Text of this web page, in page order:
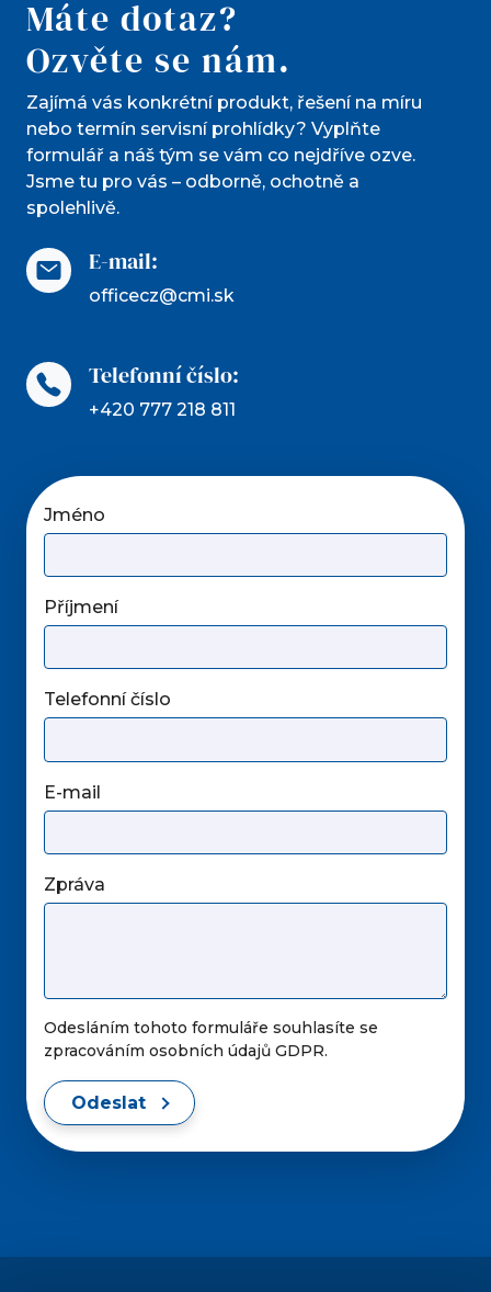
Máte dotaz?
Ozvěte se nám.
Zajímá vás konkrétní produkt, řešení na míru
nebo termín servisní prohlídky? Vyplňte
formulář a náš tým se vám co nejdříve ozve.
Jsme tu pro vás – odborně, ochotně a
spolehlivě.
E-mail:
officecz@cmi.sk
Telefonní číslo:
+420 777 218 811
Jméno
Příjmení
Telefonní číslo
E-mail
Zpráva
Odesláním tohoto formuláře souhlasíte se
zpracováním osobních údajů GDPR.
Odeslat